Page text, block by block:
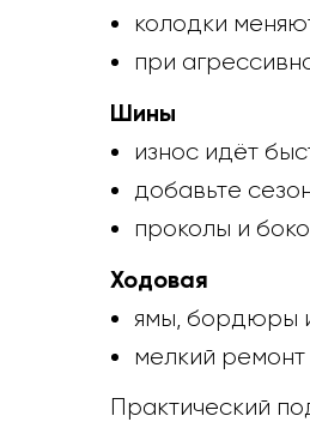
колодки
при
Шины
износ идёт
добавьте
проколы и
Ходовая
ямы, бордюры
мелкий ремонт
Практический